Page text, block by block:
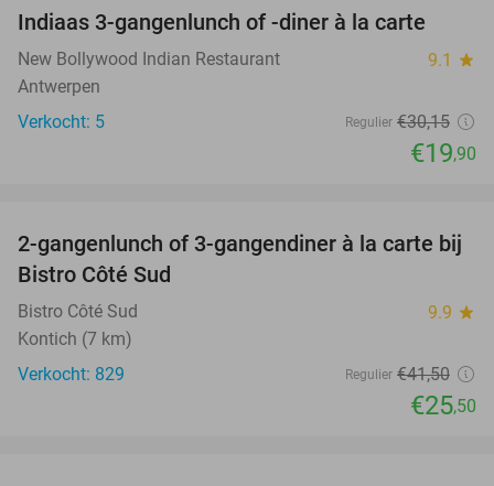
TODAY
Indiaas 3-gangenlunch of -diner à la carte
New Bollywood Indian Restaurant 9.1 star
Antwerpen
Verkocht: 5
Regulier €30,15
€19,90
39%
2-gangenlunch of 3-gangendiner à la carte bij
Bistro Côté Sud
Bistro Côté Sud 9.9 star
Kontich (7 km)
Verkocht: 829
Regulier €41,50
€25,50